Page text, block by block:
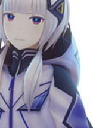
ウクレレ
パーカッション
電子ピアノ